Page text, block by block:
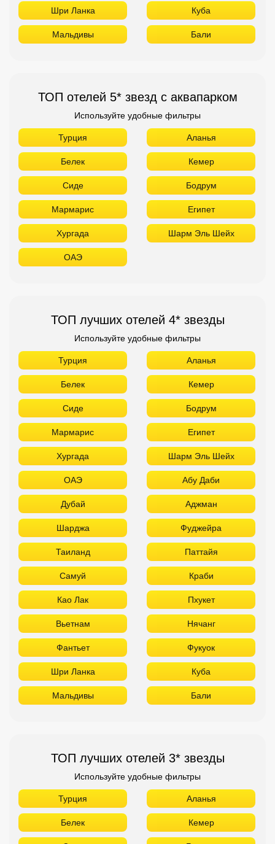
Шри Ланка Куба
Мальдивы Бали
ТОП отелей 5* звезд с аквапарком
Используйте удобные фильтры
Турция Аланья
Белек Кемер
Сиде Бодрум
Мармарис Египет
Хургада Шарм Эль Шейх
ОАЭ
ТОП лучших отелей 4* звезды
Используйте удобные фильтры
Турция Аланья
Белек Кемер
Сиде Бодрум
Мармарис Египет
Хургада Шарм Эль Шейх
ОАЭ Абу Даби
Дубай Аджман
Шарджа Фуджейра
Таиланд Паттайя
Самуй Краби
Као Лак Пхукет
Вьетнам Нячанг
Фантьет Фукуок
Шри Ланка Куба
Мальдивы Бали
ТОП лучших отелей 3* звезды
Используйте удобные фильтры
Турция Аланья
Белек Кемер